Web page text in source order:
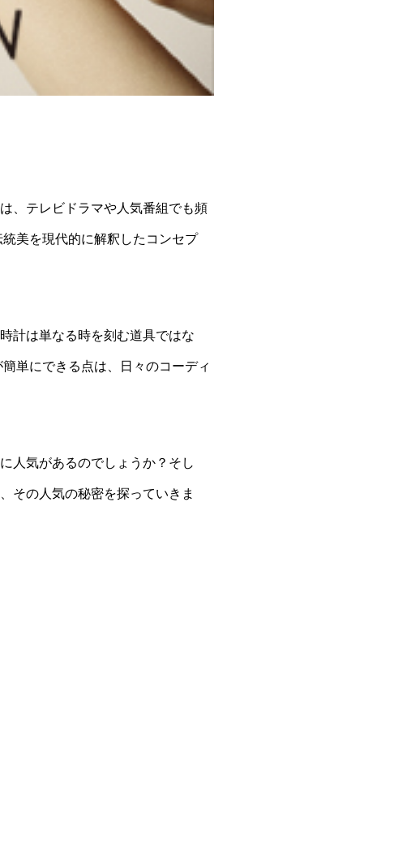
、テレビドラマや人気番組でも頻
美を現代的に解釈したコンセプ
計は単なる時を刻む道具ではな
単にできる点は、日々のコーディ
人気があるのでしょうか？そし
その人気の秘密を探っていきま